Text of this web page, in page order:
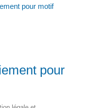
pour motif
pour